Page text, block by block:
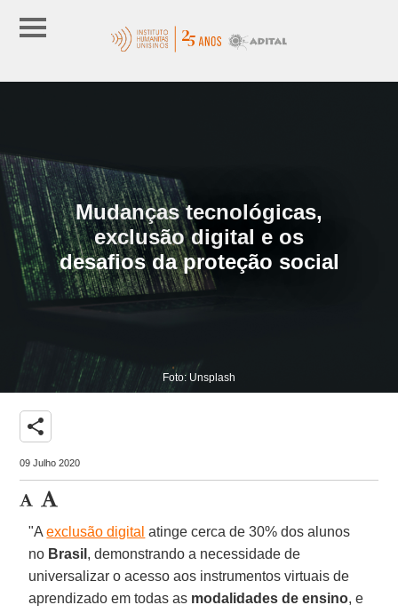
Mudanças tecnológicas,
exclusão digital e os
desafios da proteção social
Foto: Unsplash
share
09 Julho 2020
"Aexclusão digital atinge cerca de 30% dos alunos
no Brasil , demonstrando a necessidade de
universalizar o acesso aos instrumentos virtuais de
aprendizado em todas as modalidades de ensino, e